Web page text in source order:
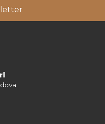
i tuoi dati consulta la nostra